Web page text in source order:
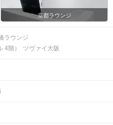
京都ラウンジ
ラウンジ
4階）
ツヴァイ大阪